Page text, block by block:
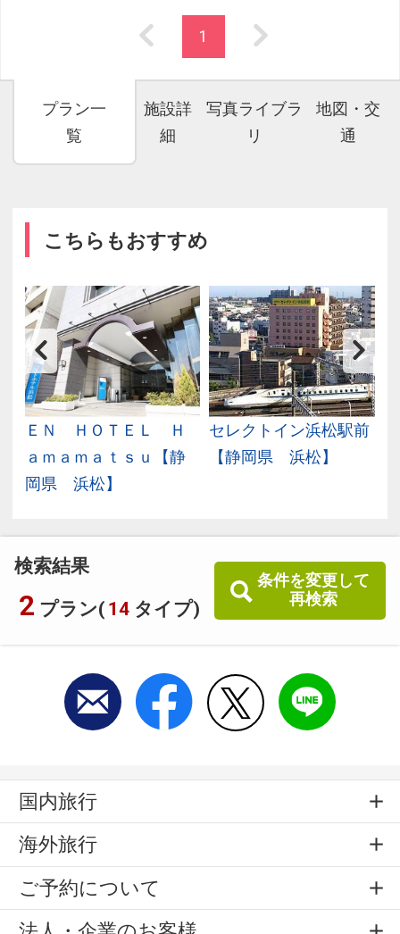
検索結果
2 プラン( 14 タイプ)
条件を変更して
再検索
1
プラン一
覧
施設詳
細
写真ライブラ
リ
地図・交
通
こちらもおすすめ
ＥＮ ＨＯＴＥＬ Ｈ
ａｍａｍａｔｓｕ【静
岡県 浜松】
セレクトイン浜松駅前
【静岡県 浜松】
国内旅行
海外旅行
ご予約について